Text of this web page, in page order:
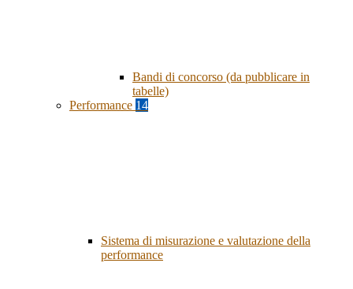
Bandi di concorso (da pubblicare in
tabelle)
Performance 14
Sistema di misurazione e valutazione della
performance